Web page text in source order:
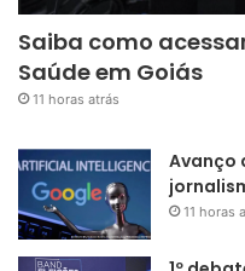
Saiba como
Saúde em Goiás
11 horas atrás
Avanço
11 horas